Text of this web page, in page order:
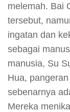
melemah. Bai
tersebut,
ingatan dan
sebagai
manusia, Su
Hua,
sebenarnya
Mereka